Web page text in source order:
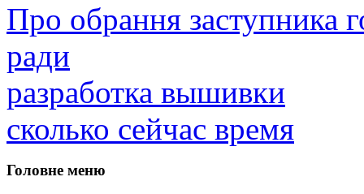
Про обрання заступника
ради
разработка вышивки
сколько сейчас время
Головне меню